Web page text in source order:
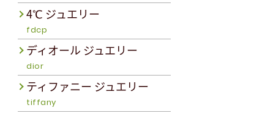
4℃ ジュエリー
fdcp
ディオール ジュエリー
dior
ティファニー ジュエリー
tiffany